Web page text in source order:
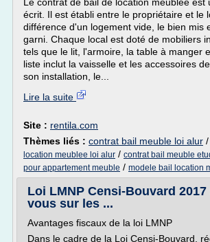
écrit. Il est établi entre le propriétaire et le
différence d'un logement vide, le bien mis
garni. Chaque local est doté de mobiliers
tels que le lit, l'armoire, la table à manger
liste inclut la vaisselle et les accessoires
son installation, le...
Lire la suite
Site : rentila.com
Thèmes liés : contrat bail meuble loi alur /
location meublee loi alur / contrat bail meuble
pour appartement meuble / modele bail location
Loi LMNP Censi-Bouvard
vous sur les ...
Avantages fiscaux de la loi LMNP
Dans le cadre de la Loi Censi-Bouvard,